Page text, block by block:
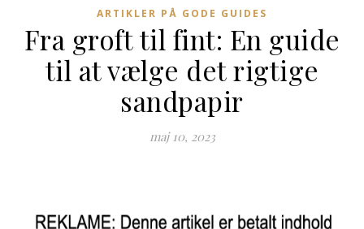
ARTIKLER PÅ GODE GUIDES
Fra groft til fint: En guide
til at vælge det rigtige
sandpapir
maj 10, 2023